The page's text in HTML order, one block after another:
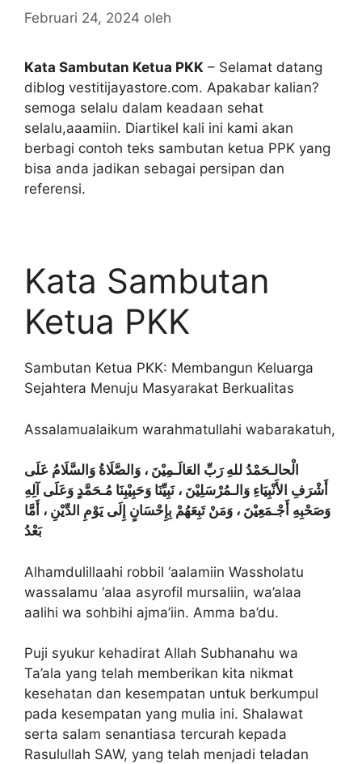
Februari 24, 2024 oleh
Kata Sambutan Ketua PKK – Selamat datang
diblog vestitijayastore.com. Apakabar kalian?
semoga selalu dalam keadaan sehat
selalu,aaamiin. Diartikel kali ini kami akan
berbagi contoh teks sambutan ketua PPK yang
bisa anda jadikan sebagai persipan dan
referensi.
Kata Sambutan
Ketua PKK
Sambutan Ketua PKK: Membangun Keluarga
Sejahtera Menuju Masyarakat Berkualitas
Assalamualaikum warahmatullahi wabarakatuh,
الْحالـحَمْدُ للهِ رَبِّ العَالَـمِيْنَ ، وَالصَّلَاةُ وَالسَّلَامُ عَلَى
أَشْرَفِ الأَنْبِيَاءِ وَالـمُرْسَلِيْنَ ، نَبِيِّنَا وَحَبِيْبِنَا مُـحَمَّدٍ وَعَلَى آلِهِ
وَصَحْبِهِ أَجْـمَعِيْنَ ، وَمَنْ تَبِعَهُمْ بِإِحْسَانٍ إِلَى يَوْمِ الدِّيْنِ ، أَمَّا
بَعْدُ
Alhamdulillaahi robbil ‘aalamiin Wassholatu
wassalamu ‘alaa asyrofil mursaliin, wa’alaa
aalihi wa sohbihi ajma’iin. Amma ba’du.
Puji syukur kehadirat Allah Subhanahu wa
Ta’ala yang telah memberikan kita nikmat
kesehatan dan kesempatan untuk berkumpul
pada kesempatan yang mulia ini. Shalawat
serta salam senantiasa tercurah kepada
Rasulullah SAW, yang telah menjadi teladan